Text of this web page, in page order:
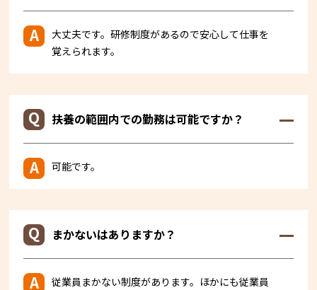
大丈夫です。研修制度があるので安心して仕事を
覚えられます。
扶養の範囲内での勤務は可能ですか？
可能です。
まかないはありますか？
従業員まかない制度があります。ほかにも従業員